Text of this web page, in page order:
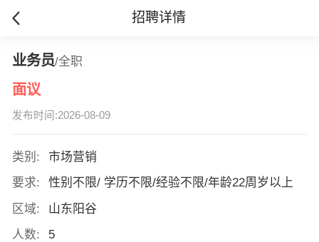
招聘详情
业务员/全职
面议
发布时间:2026-08-09
类别:
市场营销
要求:
性别不限/ 学历不限/经验不限/年龄22周岁以上
区域:
山东阳谷
人数:
5